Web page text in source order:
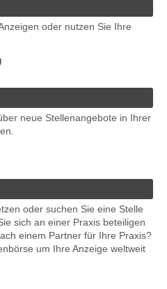
oder nutzen Sie Ihre
neue Stellenangebote in Ihrer
oder suchen Sie eine Stelle
sich an einer Praxis beteiligen
einem Partner für Ihre Praxis?
um Ihre Anzeige weltweit